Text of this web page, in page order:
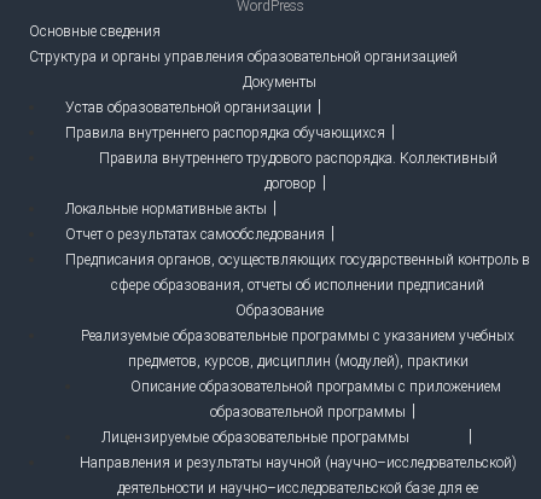
WordPress
Основные сведения
Структура и органы управления образовательной организацией
Документы
Устав образовательной организации
Правила внутреннего распорядка обучающихся
Правила внутреннего трудового распорядка. Коллективный
договор
Локальные нормативные акты
Отчет о результатах самообследования
Предписания органов, осуществляющих государственный контроль в
сфере образования, отчеты об исполнении предписаний
Образование
Реализуемые образовательные программы с указанием учебных
предметов, курсов, дисциплин (модулей), практики
Описание образовательной программы с приложением
образовательной программы
Лицензируемые образовательные программы
Направления и результаты научной (научно–исследовательской)
деятельности и научно–исследовательской базе для ее